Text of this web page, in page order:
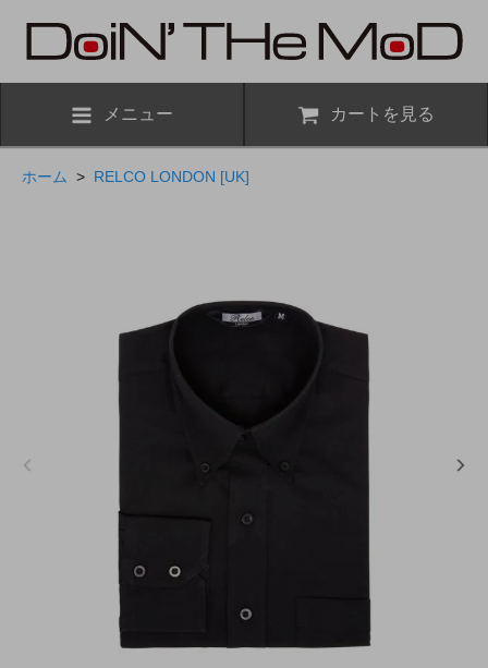
メニュー カートを見る
ホーム > RELCO LONDON [UK]